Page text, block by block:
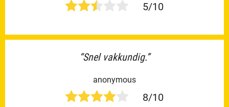
5/10
“Snel vakkundig.”
anonymous
8/10